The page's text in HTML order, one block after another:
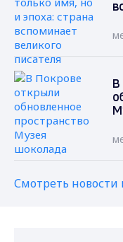
В
Смотреть новости